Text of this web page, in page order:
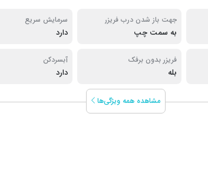
جهت باز شدن درب فریزر
به سمت چپ
سرمایش سریع
دارد
فریزر بدون برفک
بله
آبسردکن
دارد
مشاهده همه ویژگی‌ها